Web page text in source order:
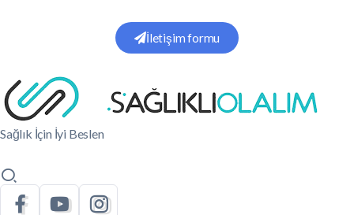
İletişim formu
Sağlık İçin İyi Beslen